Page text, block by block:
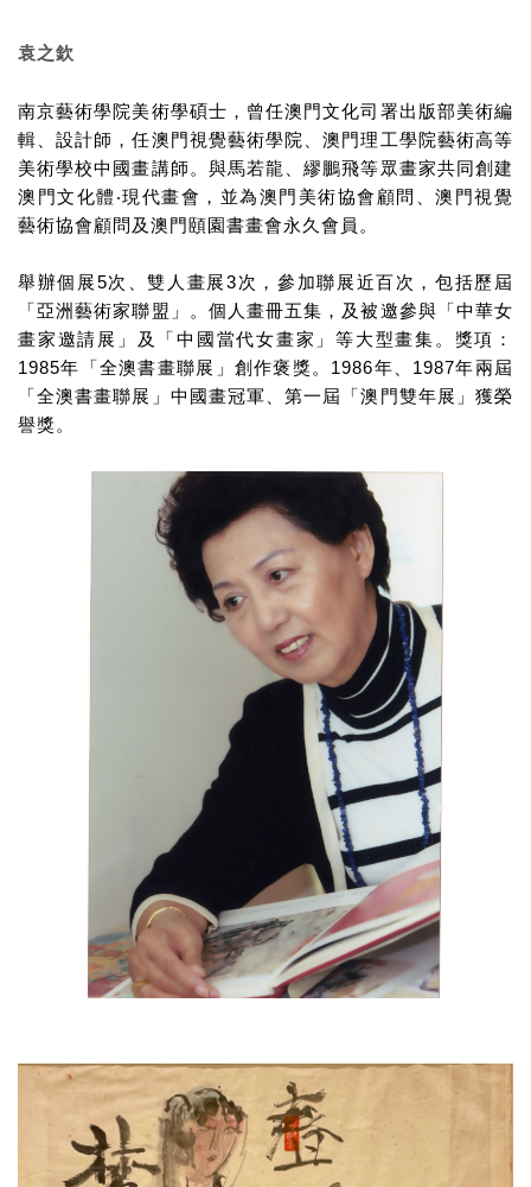
袁之欽
南京藝術學院美術學碩士，曾任澳門文化司署出版部美術編
輯、設計師，任澳門視覺藝術學院、澳門理工學院藝術高等
美術學校中國畫講師。與馬若龍、繆鵬飛等眾畫家共同創建
澳門文化體‧現代畫會，並為澳門美術協會顧問、澳門視覺
藝術協會顧問及澳門頤園書畫會永久會員。
舉辦個展5次、雙人畫展3次，參加聯展近百次，包括歷屆
「亞洲藝術家聯盟」。個人畫冊五集，及被邀參與「中華女
畫家邀請展」及「中國當代女畫家」等大型畫集。獎項：
1985年「全澳書畫聯展」創作褒獎。 1986年、 1987年兩屆
「全澳書畫聯展」中國畫冠軍、第一屆「澳門雙年展」獲榮
譽獎。